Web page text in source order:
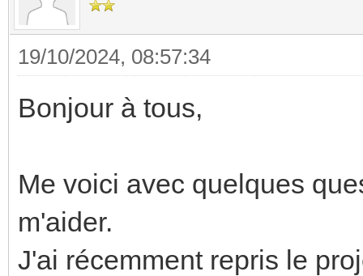
19/10/2024, 08:57:34
Bonjour à tous,
Me voici avec quelques
m'aider.
J'ai récemment repris le